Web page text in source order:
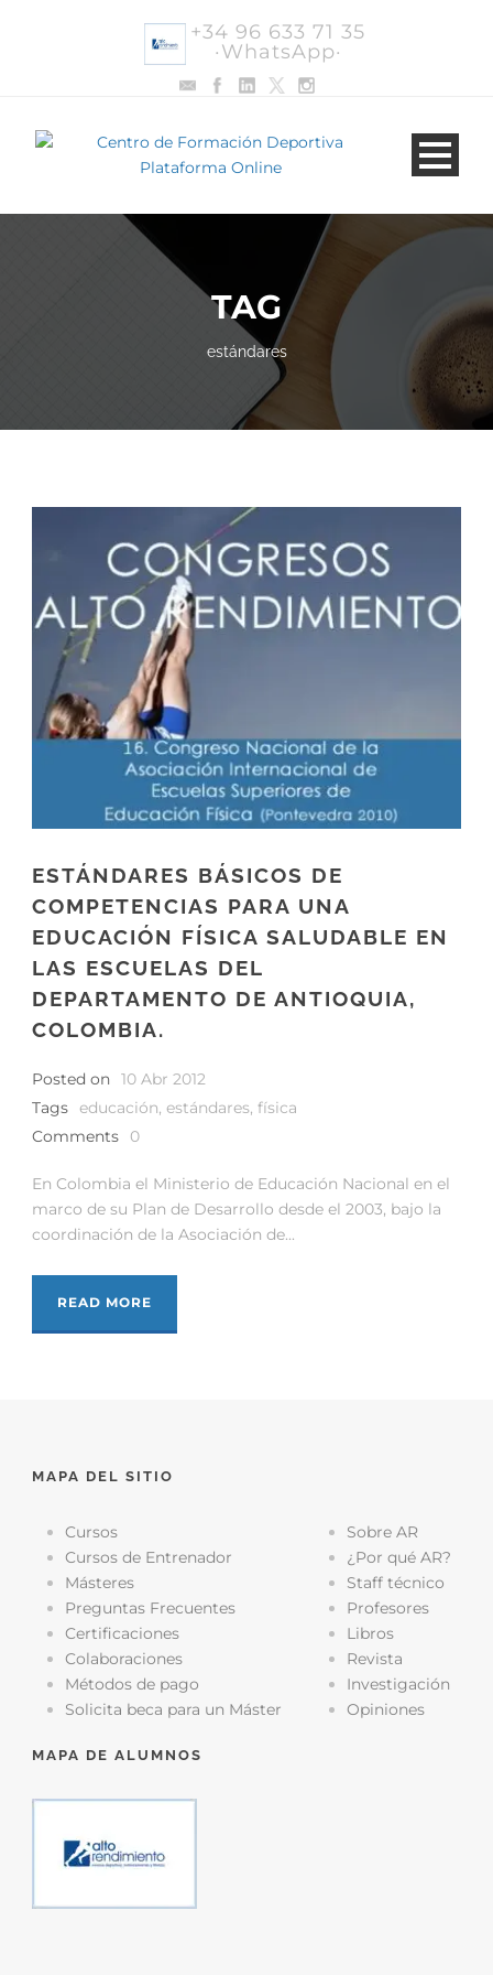
+34 96 633 71 35
·WhatsApp·
TAG
estándares
ESTÁNDARES BÁSICOS DE
COMPETENCIAS PARA UNA
EDUCACIÓN FÍSICA SALUDABLE EN
LAS ESCUELAS DEL
DEPARTAMENTO DE ANTIOQUIA,
COLOMBIA.
Posted on 10 Abr 2012
Tags educación, estándares, física
Comments
0
En Colombia el Ministerio de Educación Nacional en el
marco de su Plan de Desarrollo desde el 2003, bajo la
coordinación de la Asociación de...
READ MORE
MAPA DEL SITIO
Cursos
Cursos de Entrenador
Másteres
Preguntas Frecuentes
Certificaciones
Colaboraciones
Métodos de pago
Solicita beca para un Máster
Sobre AR
¿Por qué AR?
Staff técnico
Profesores
Libros
Revista
Investigación
Opiniones
MAPA DE ALUMNOS